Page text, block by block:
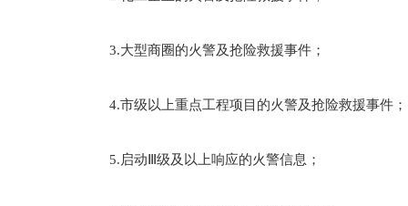
3.大型商圈的火警及抢险救援事件；
4.市级以上重点工程项目的火警及抢险救援事件；
5.启动Ⅲ级及以上响应的火警信息；